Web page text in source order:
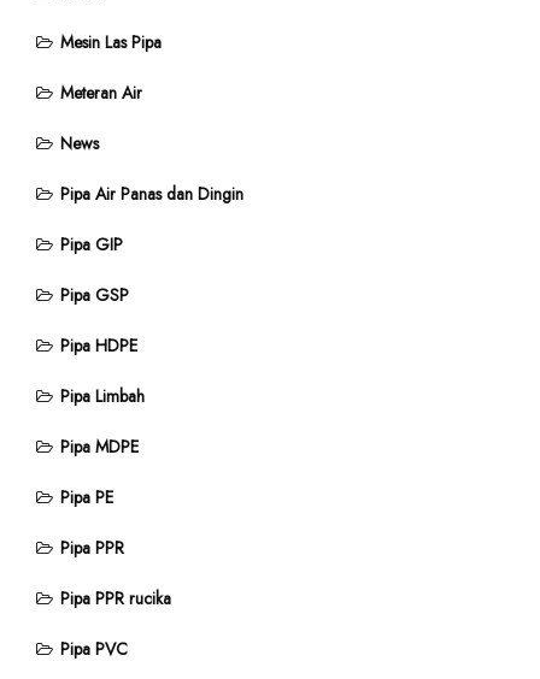
Mesin Las Pipa
Meteran Air
News
Pipa Air Panas dan Dingin
Pipa GIP
Pipa GSP
Pipa HDPE
Pipa Limbah
Pipa MDPE
Pipa PE
Pipa PPR
Pipa PPR rucika
Pipa PVC